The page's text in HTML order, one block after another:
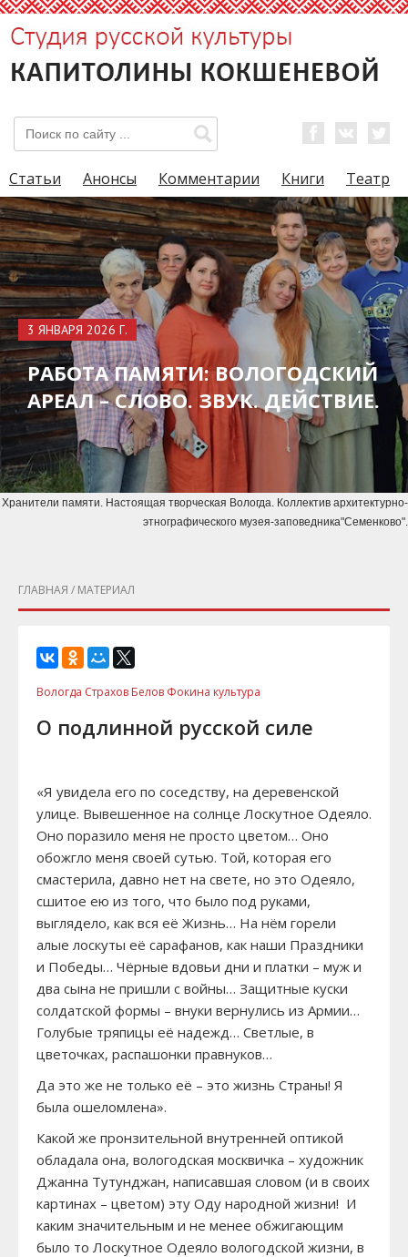
Статьи Анонсы Комментарии Книги Театр
3 ЯНВАРЯ 2026 Г.
РАБОТА ПАМЯТИ: ВОЛОГОДСКИЙ
АРЕАЛ – СЛОВО. ЗВУК. ДЕЙСТВИЕ.
Хранители памяти. Настоящая творческая Вологда. Коллектив архитектурно-
этнографического музея-заповедника"Семенково".
ГЛАВНАЯ / МАТЕРИАЛ
Вологда Страхов Белов Фокина культура
О подлинной русской силе
«Я увидела его по соседству, на деревенской
улице. Вывешенное на солнце Лоскутное Одеяло.
Оно поразило меня не просто цветом… Оно
обожгло меня своей сутью. Той, которая его
смастерила, давно нет на свете, но это Одеяло,
сшитое ею из того, что было под руками,
выглядело, как вся её Жизнь… На нём горели
алые лоскуты её сарафанов, как наши Праздники
и Победы… Чёрные вдовьи дни и платки – муж и
два сына не пришли с войны… Защитные куски
солдатской формы – внуки вернулись из Армии…
Голубые тряпицы её надежд… Светлые, в
цветочках, распашонки правнуков…
Да это же не только её – это жизнь Страны! Я
была ошеломлена».
Какой же пронзительной внутренней оптикой
обладала она, вологодская москвичка – художник
Джанна Тутунджан, написавшая словом (и в своих
картинах – цветом) эту Оду народной жизни! И
каким значительным и не менее обжигающим
было то Лоскутное Одеяло вологодской жизни, в